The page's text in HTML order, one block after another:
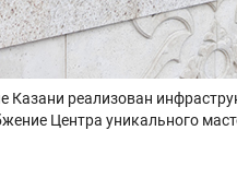
Казани реализован
Центра уникального